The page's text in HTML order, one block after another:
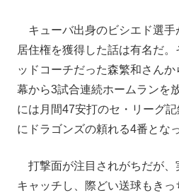
キューバ出身のビシエド選手
居住権を獲得した話は有名だ
ッドコーチだった森繁和さん
幕から3試合連続ホームランを
には月間47安打のセ・リーグ
にドラゴンズの頼れる4番とな
打撃面が注目されがちだが、
キャッチし、際どい送球もき